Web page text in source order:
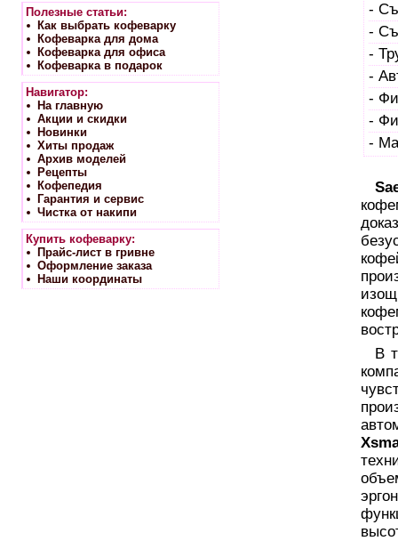
Полезные статьи:
Как выбрать кофеварку
Кофеварка для дома
Кофеварка для офиса
Кофеварка в подарок
Навигатор:
На главную
Акции и скидки
Новинки
Хиты продаж
Архив моделей
Рецепты
Кофепедия
Гарантия и сервис
Чистка от накипи
Купить кофеварку:
Прайс-лист в гривне
Оформление заказа
Наши координаты
-
-
-
-
-
-
-
В